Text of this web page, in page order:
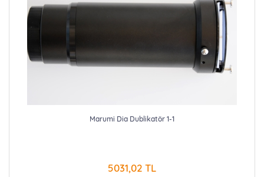
Marumi Dia Dublikatör 1-1
5031,02 TL